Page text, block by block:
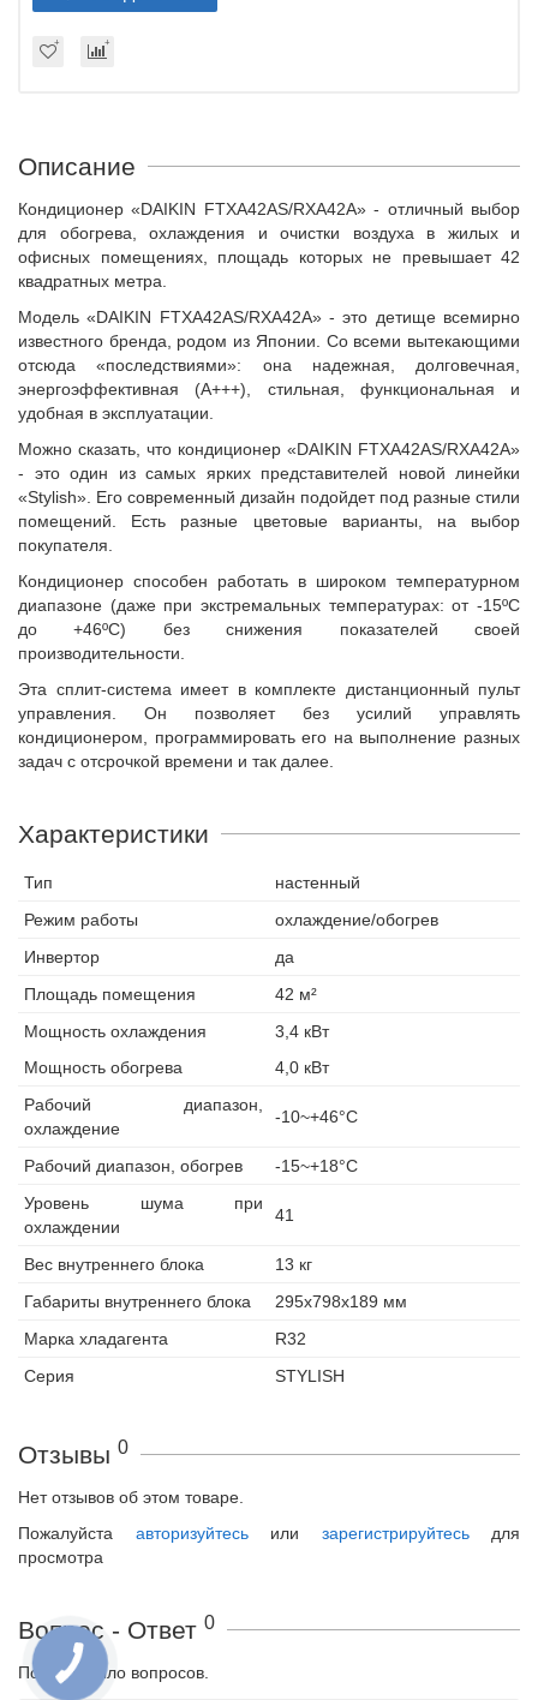
Описание
Кондиционер «DAIKIN FTXA42AS/RXA42A» - отличный выбор
для обогрева, охлаждения и очистки воздуха в жилых и
офисных помещениях, площадь которых не превышает 42
квадратных метра.
Модель «DAIKIN FTXA42AS/RXA42A» - это детище всемирно
известного бренда, родом из Японии. Со всеми вытекающими
отсюда «последствиями»: она надежная, долговечная,
энергоэффективная (А+++), стильная, функциональная и
удобная в эксплуатации.
Можно сказать, что кондиционер «DAIKIN FTXA42AS/RXA42A»
- это один из самых ярких представителей новой линейки
«Stylish». Его современный дизайн подойдет под разные стили
помещений. Есть разные цветовые варианты, на выбор
покупателя.
Кондиционер способен работать в широком температурном
диапазоне (даже при экстремальных температурах: от -15ºС
до +46ºС) без снижения показателей своей
производительности.
Эта сплит-система имеет в комплекте дистанционный пульт
управления. Он позволяет без усилий управлять
кондиционером, программировать его на выполнение разных
задач с отсрочкой времени и так далее.
Характеристики
Тип
настенный
Режим работы
охлаждение/обогрев
Инвертор
да
Площадь помещения
42 м²
Мощность охлаждения
3,4 кВт
Мощность обогрева
4,0 кВт
Рабочий диапазон,
охлаждение
-10~+46°С
Рабочий диапазон, обогрев
-15~+18°С
Уровень шума при
охлаждении
41
Вес внутреннего блока
13 кг
Габариты внутреннего блока
295x798x189 мм
Марка хладагента
R32
Серия
STYLISH
Отзывы 0
Нет отзывов об этом товаре.
Пожалуйста авторизуйтесьили зарегистрируйтесьдля
просмотра
Вопрос - Ответ 0
Пока не было вопросов.